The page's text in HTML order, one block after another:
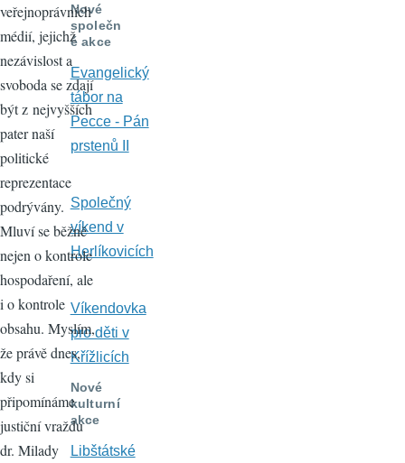
veřejnoprávních
médií, jejichž
nezávislost a
svoboda se zdají
být z nejvyšších
pater naší
politické
reprezentace
podrývány.
Mluví se běžně
nejen o kontrole
hospodaření, ale
i o kontrole
obsahu. Myslím,
že právě dnes,
kdy si
připomínáme
justiční vraždu
dr. Milady
Nové
společn
é akce
Evangelický
tábor na
Pecce - Pán
prstenů II
Společný
víkend v
Herlíkovicích
Víkendovka
pro děti v
Křížlicích
Nové
kulturní
akce
Libštátské